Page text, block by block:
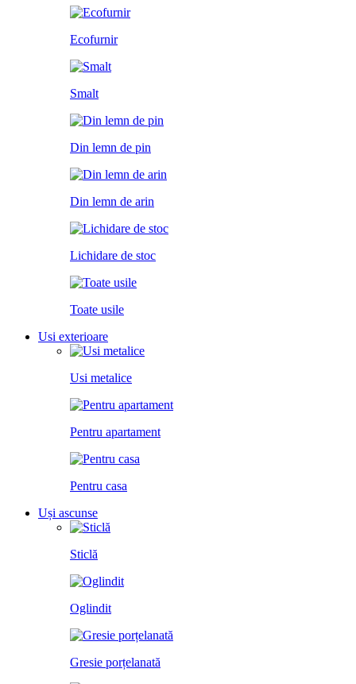
Ecofurnir
Smalt
Din lemn de pin
Din lemn de arin
Lichidare de stoc
Toate usile
Usi exterioare
Usi metalice
Pentru apartament
Pentru casa
Uși ascunse
Sticlă
Oglindit
Gresie porțelanată